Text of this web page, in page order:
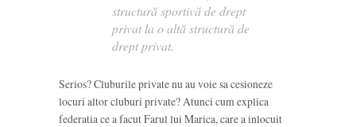
structură sportivă de drept
privat la o altă structură de
drept privat.
Serios? Cluburile private nu au voie sa cesioneze
locuri altor cluburi private? Atunci cum explica
federatia ce a facut Farul lui Marica, care a inlocuit